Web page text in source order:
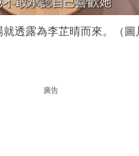
透露為李芷晴而來。（圖
廣告